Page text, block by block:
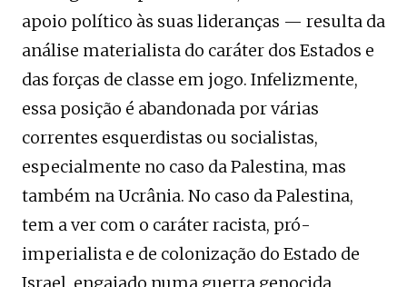
apoio político às suas lideranças — resulta da
análise materialista do caráter dos Estados e
das forças de classe em jogo. Infelizmente,
essa posição é abandonada por várias
correntes esquerdistas ou socialistas,
especialmente no caso da Palestina, mas
também na Ucrânia. No caso da Palestina,
tem a ver com o caráter racista, pró-
imperialista e de colonização do Estado de
Israel, engajado numa guerra genocida